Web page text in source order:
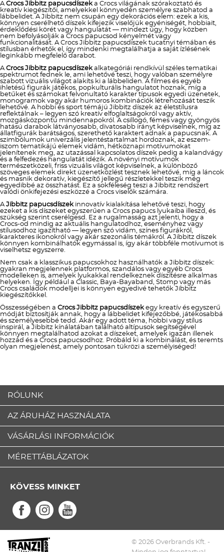
ACrocs Jibbitz papucsdíszeka Crocs világának szórakoztató és
kreatív kiegészítői, amelyekkel könnyedén személyre szabhatod a
lábbelidet. A Jibbitz nem csupán egy dekorációs elem: ezek a kis,
könnyen cserélhető díszek kifejezik viselőjük egyéniségét, hobbiait,
érdeklődési körét vagy hangulatát — mindezt úgy, hogy közben
nem befolyásolják a Crocs papucsod kényelmét vagy
funkcionalitását. A Crocs Jibbitz papucsdíszek tucatnyi témában és
stílusban érhetők el, így mindenki megtalálhatja a saját ízlésének
leginkább megfelelő darabot.
ACrocs Jibbitz papucsdíszekalkategóriái rendkívül széles tematikai
spektrumot fednek le, ami lehetővé teszi, hogy valóban személyre
szabott vizuális világot alakíts ki a lábbeliden. A filmes és egyéb
ihletésű figurák játékos, popkulturális hangulatot hoznak, míg a
betűket és számokat felvonultató karakter típusok egyedi üzenetek,
monogramok vagy akár humoros kombinációk létrehozását teszik
lehetővé. A hobbi és sport témájú Jibbitz díszek az életstílusra
reflektálnak – legyen szó kreatív elfoglaltságokról vagy aktív,
mozgásközpontú mindennapokról. A csillogó, fémes vagy gyöngyös
hatású darabok látványosabb, divatosabb irányt képviselnek, míg az
állatfigurák barátságos, szerethető karaktert adnak a papucsnak. A
szimbólumok univerzális jelentéstartalmat hordoznak, az eszem-
iszom tematikájú elemek vidám, hétköznapi motívumokat
jelenítenek meg, az utazással kapcsolatos díszek pedig a kalandvágy
és a felfedezés hangulatát idézik. A növényi motívumok
természetközeli, friss vizuális világot képviselnek, a különböző
szöveges elemek direkt üzenetközlést tesznek lehetővé, míg a láncok
és masnik dekoratív, kiegészítő jellegű részletekkel teszik még
egyedibbé az összhatást. Ez a sokféleség teszi a Jibbitz rendszert
valódi önkifejezési eszközzé a Crocs viselők számára.
AJibbitz papucsdíszekinnovatív kialakítása lehetővé teszi, hogy
ezeket a kis díszeket egyszerűen a Crocs papucs lyukaiba illeszd, és
szükség szerint cserélgesd. Ez a rugalmasság azt jelenti, hogy a
Crocs-od mindig az aktuális hangulatodhoz, eseményhez vagy
stílusodhoz igazítható — legyen szó vidám, színes figurákról,
karakteres ikonokról vagy akár szezonális témákról. A Jibbitz díszek
könnyen kombinálhatók egymással is, így akár többféle motívumot is
viselhetsz egyszerre.
Nem csak a klasszikus papucsokhoz használhatók a Jibbitz díszek:
gyakran megjelennek platformos, szandálos vagy egyéb Crocs
modelleken is, amelyek lyukakkal rendelkeznek díszítésre alkalmas
helyeken. Így például a Classic, Baya-Bayaband, Stomp vagy más
Crocs családok modelljei is könnyen egyedivé tehetők Jibbitz
kiegészítőkkel.
Összességében a Crocs Jibbitz papucsdíszekegy kreatív és egyszerű
módját biztosítják annak, hogy a lábbelidet kifejezőbbé, játékosabbá
és személyesebbé tedd. Akár egy adott téma, hobbi vagy stílus
inspirál, a Jibbitz kínálatában található altípusok segítségével
könnyen megtalálhatod azokat a díszeket, amelyek igazán illenek
hozzád és a Crocs papucsodhoz. Próbáld ki a kombinálást, és teremts
olyan megjelenést, amely pontosan tükrözi a személyiséged!
RÓLUNK
AZ ÁRUHÁZ HASZNÁLATA
VÁSÁRLÁSI INFORMÁCIÓK
MÉRETTÁBLÁZATOK
KÖVESS MINKET
© 2026 Overbrands Kft. -